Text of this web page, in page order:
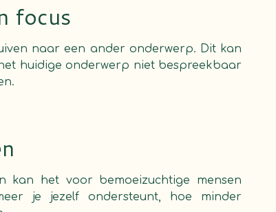
focus
naar een ander onderwerp. Dit kan
huidige onderwerp niet bespreekbaar
kan het voor bemoeizuchtige mensen
je jezelf ondersteunt, hoe minder